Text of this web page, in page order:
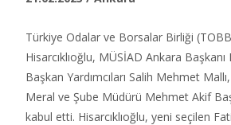
Türkiye Odalar ve Borsalar Birliği
Hisarcıklıoğlu, MÜSİAD Ankara
Başkan Yardımcıları Salih Mehmet
Meral ve Şube Müdürü Mehmet Akif
kabul etti. Hisarcıklıoğlu, yeni seçilen